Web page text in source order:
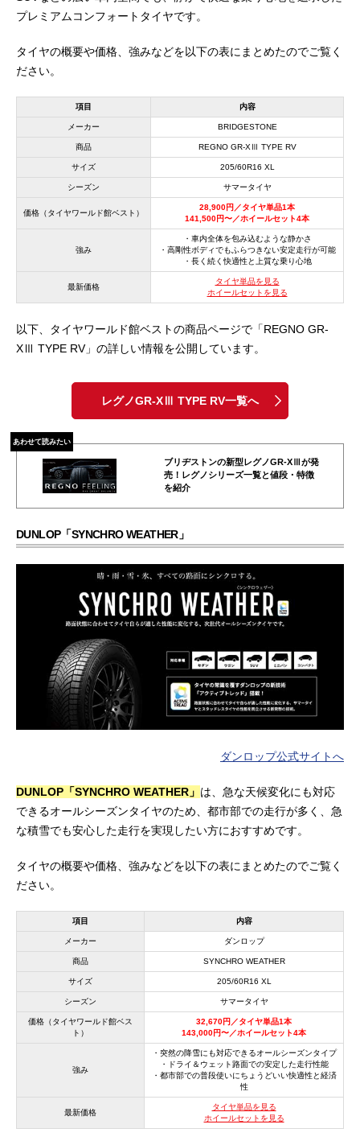
プレミアムコンフォートタイヤです。
タイヤの概要や価格、強みなどを以下の表にまとめたのでご覧く
ださい。
項目 内容
メーカー BRIDGESTONE
商品 REGNO GR-XⅢ TYPE RV
サイズ 205/60R16 XL
シーズン サマータイヤ
価格（タイヤワールド館ベスト）
28,900円／タイヤ単品1本
141,500円〜／ホイールセット4本
強み
・車内全体を包み込むような静かさ
・高剛性ボディでもふらつきない安定走行が可能
・長く続く快適性と上質な乗り心地
最新価格
タイヤ単品を見る
ホイールセットを見る
以下、タイヤワールド館ベストの商品ページで「REGNO GR-
XⅢ TYPE RV」の詳しい情報を公開しています。
レグノGR-XⅢ TYPE RV一覧へ
あわせて読みたい
ブリヂストンの新型レグノGR-XⅢが発
売！レグノシリーズ一覧と値段・特徴
を紹介
DUNLOP「SYNCHRO WEATHER」
ダンロップ公式サイトへ
DUNLOP「SYNCHRO WEATHER」 は、急な天候変化にも対応
できるオールシーズンタイヤのため、都市部での走行が多く、急
な積雪でも安心した走行を実現したい方におすすめです。
タイヤの概要や価格、強みなどを以下の表にまとめたのでご覧く
ださい。
項目 内容
メーカー ダンロップ
商品 SYNCHRO WEATHER
サイズ 205/60R16 XL
シーズン サマータイヤ
価格（タイヤワールド館ベス
ト）
32,670円／タイヤ単品1本
143,000円〜／ホイールセット4本
強み
・突然の降雪にも対応できるオールシーズンタイプ
・ドライ＆ウェット路面での安定した走行性能
・都市部での普段使いにちょうどいい快適性と経済
性
最新価格
タイヤ単品を見る
ホイールセットを見る